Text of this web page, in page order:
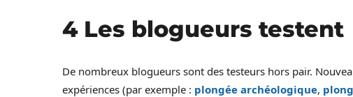
4 Les blogueurs testent
De nombreux blogueurs sont des testeurs hors pair.
expériences (par exemple : plongée archéologique,